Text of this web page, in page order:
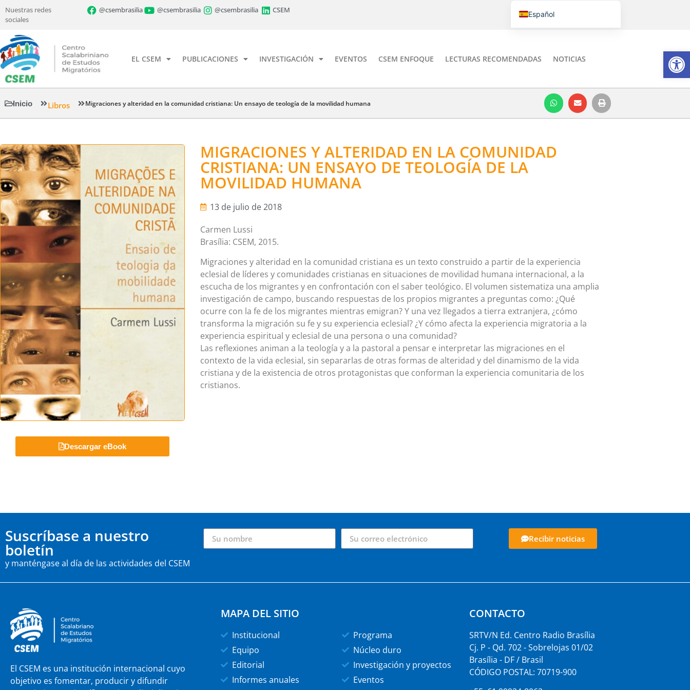
Nuestras redes
sociales
@csembrasilia @csembrasilia @csembrasilia CSEM
EL CSEM PUBLICACIONES INVESTIGACIÓN EVENTOS CSEM ENFOQUE LECTURAS RECOMENDADAS NOTICIAS
Inicio Libros Migraciones y alteridad en la comunidad cristiana: Un ensayo de teología de la movilidad humana
Descargar eBook
MIGRACIONES Y ALTERIDAD EN LA COMUNIDAD
CRISTIANA: UN ENSAYO DE TEOLOGÍA DE LA
MOVILIDAD HUMANA
13 de julio de 2018
Carmen Lussi
Brasília: CSEM, 2015.
Migraciones y alteridad en la comunidad cristiana es un texto construido a partir de la experiencia
eclesial de líderes y comunidades cristianas en situaciones de movilidad humana internacional, a la
escucha de los migrantes y en confrontación con el saber teológico. El volumen sistematiza una amplia
investigación de campo, buscando respuestas de los propios migrantes a preguntas como: ¿Qué
ocurre con la fe de los migrantes mientras emigran? Y una vez llegados a tierra extranjera, ¿cómo
transforma la migración su fe y su experiencia eclesial? ¿Y cómo afecta la experiencia migratoria a la
experiencia espiritual y eclesial de una persona o una comunidad?
Las reflexiones animan a la teología y a la pastoral a pensar e interpretar las migraciones en el
contexto de la vida eclesial, sin separarlas de otras formas de alteridad y del dinamismo de la vida
cristiana y de la existencia de otros protagonistas que conforman la experiencia comunitaria de los
cristianos.
Suscríbase a nuestro
boletín
y manténgase al día de las actividades del CSEM
Recibir noticias
El CSEM es una institución internacional cuyo
objetivo es fomentar, producir y difundir
MAPA DEL SITIO
Institucional
Equipo
Editorial
Informes anuales
Programa
Núcleo duro
Investigación y proyectos
Eventos
CONTACTO
SRTV/N Ed. Centro Radio Brasília
Cj. P - Qd. 702 - Sobrelojas 01/02
Brasília - DF / Brasil
CÓDIGO POSTAL: 70719-900
Español